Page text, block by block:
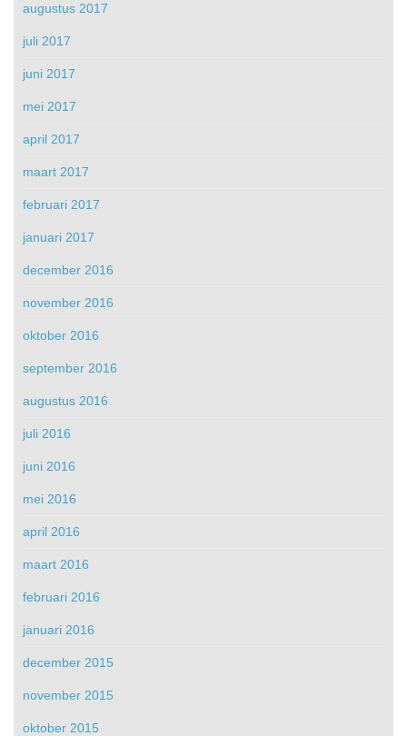
augustus 2017
juli 2017
juni 2017
mei 2017
april 2017
maart 2017
februari 2017
januari 2017
december 2016
november 2016
oktober 2016
september 2016
augustus 2016
juli 2016
juni 2016
mei 2016
april 2016
maart 2016
februari 2016
januari 2016
december 2015
november 2015
oktober 2015